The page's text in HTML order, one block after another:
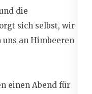
die
sich selbst, wir
an Himbeeren
einen Abend für